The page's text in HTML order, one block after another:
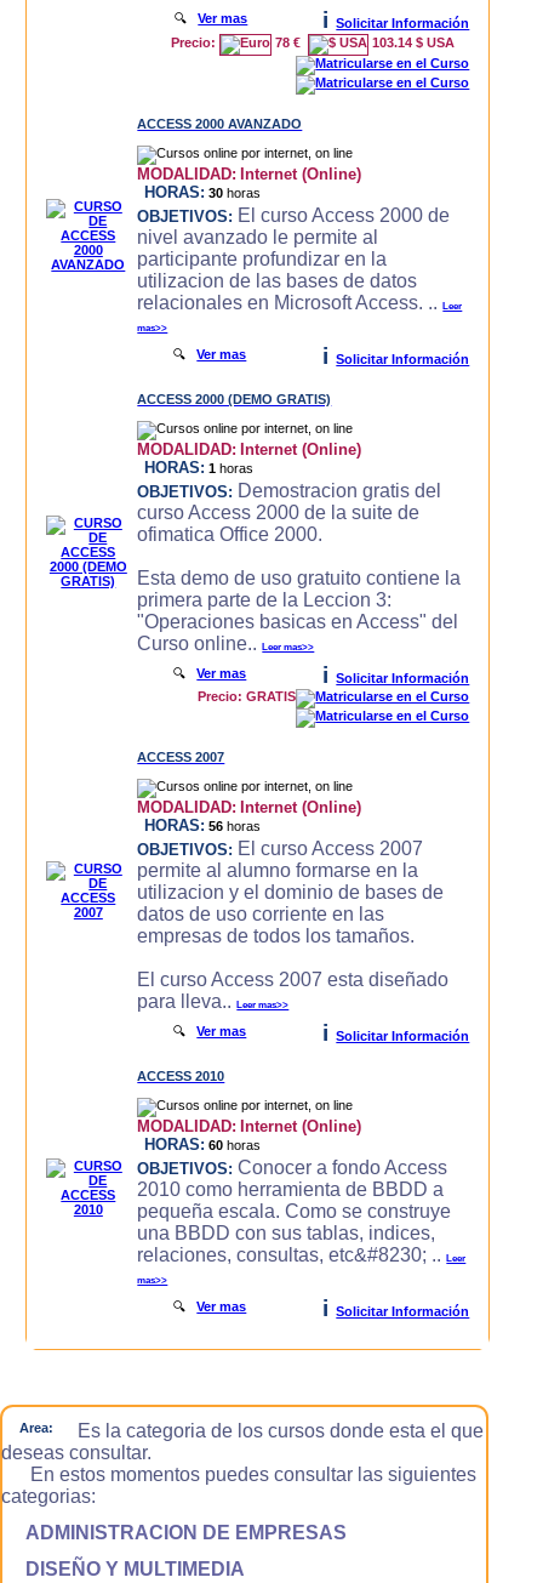
🔍Ver mas i
Solicitar Información
Precio:
78 € 103.14 $ USA
ACCESS 2000 AVANZADO
MODALIDAD: Internet (Online)
HORAS: 30 horas
OBJETIVOS: El curso Access 2000 de
nivel avanzado le permite al
participante profundizar en la
utilizacion de las bases de datos
relacionales en Microsoft Access. ..Leer
mas>>
🔍Ver mas i Solicitar Información
ACCESS 2000 (DEMO GRATIS)
MODALIDAD: Internet (Online)
HORAS: 1 horas
OBJETIVOS: Demostracion gratis del
curso Access 2000 de la suite de
ofimatica Office 2000.
Esta demo de uso gratuito contiene la
primera parte de la Leccion 3:
"Operaciones basicas en Access" del
Curso online..Leer mas>>
🔍Ver mas i
Solicitar Información
Precio: GRATIS
ACCESS 2007
MODALIDAD: Internet (Online)
HORAS: 56 horas
OBJETIVOS: El curso Access 2007
permite al alumno formarse en la
utilizacion y el dominio de bases de
datos de uso corriente en las
empresas de todos los tamaños.
El curso Access 2007 esta diseñado
para lleva..Leer mas>>
🔍Ver mas i Solicitar Información
ACCESS 2010
MODALIDAD: Internet (Online)
HORAS: 60 horas
OBJETIVOS: Conocer a fondo Access
2010 como herramienta de BBDD a
pequeña escala. Como se construye
una BBDD con sus tablas, indices,
relaciones, consultas, etc&#8230; ..Leer
mas>>
🔍Ver mas i Solicitar Información
Area:
Es la categoria de los cursos donde esta el que
deseas consultar.
En estos momentos puedes consultar las siguientes
categorias:
ADMINISTRACION DE EMPRESAS
DISEÑO Y MULTIMEDIA